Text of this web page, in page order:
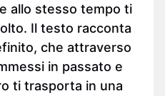
allo stesso tempo ti
Il testo racconta
che attraverso
in passato e
ti trasporta in una